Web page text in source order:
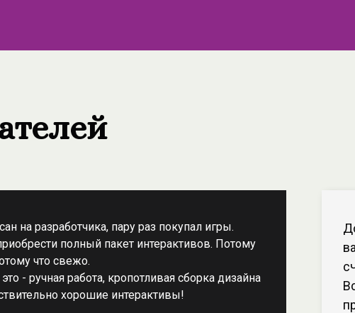
на разработчика, пару раз покупал игры.
полный пакет интерактивов. Потому
что свежо.
- ручная работа, кропотливая сборка дизайна
хорошие интерактивы!